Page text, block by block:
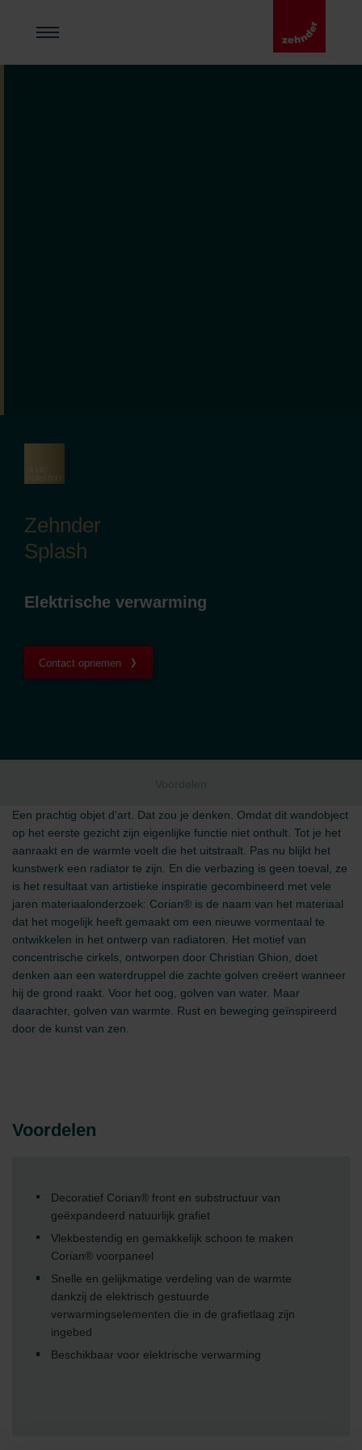
Zehnder
Splash
Elektrische verwarming
Contact opnemen
Voordelen
Een prachtig objet d'art. Dat zou je denken. Omdat dit wandobject
op het eerste gezicht zijn eigenlijke functie niet onthult. Tot je het
aanraakt en de warmte voelt die het uitstraalt. Pas nu blijkt het
kunstwerk een radiator te zijn. En die verbazing is geen toeval, ze
is het resultaat van artistieke inspiratie gecombineerd met vele
jaren materiaalonderzoek: Corian® is de naam van het materiaal
dat het mogelijk heeft gemaakt om een nieuwe vormentaal te
ontwikkelen in het ontwerp van radiatoren. Het motief van
concentrische cirkels, ontworpen door Christian Ghion, doet
denken aan een waterdruppel die zachte golven creëert wanneer
hij de grond raakt. Voor het oog, golven van water. Maar
daarachter, golven van warmte. Rust en beweging geïnspireerd
door de kunst van zen.
Voordelen
Decoratief Corian® front en substructuur van
geëxpandeerd natuurlijk grafiet
Vlekbestendig en gemakkelijk schoon te maken
Corian® voorpaneel
Snelle en gelijkmatige verdeling van de warmte
dankzij de elektrisch gestuurde
verwarmingselementen die in de grafietlaag zijn
ingebed
Beschikbaar voor elektrische verwarming